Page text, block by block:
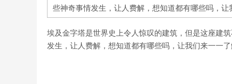
些神奇事情发生，让人费解，想知道都有哪些吗，让
埃及金字塔是世界史上令人惊叹的建筑，但是这座建
发生，让人费解，想知道都有哪些吗，让我们来一一了